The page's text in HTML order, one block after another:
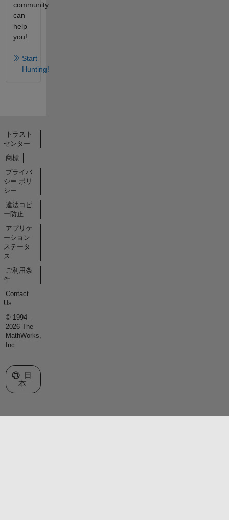
community
can
help
you!
Start
Hunting!
トラスト
センター
商標
プライバ
シー ポリ
シー
違法コピ
ー防止
アプリケ
ーション
ステータ
ス
ご利用条
件
Contact
Us
© 1994-
2026 The
MathWorks,
Inc.
Web サイトの選択
日
本